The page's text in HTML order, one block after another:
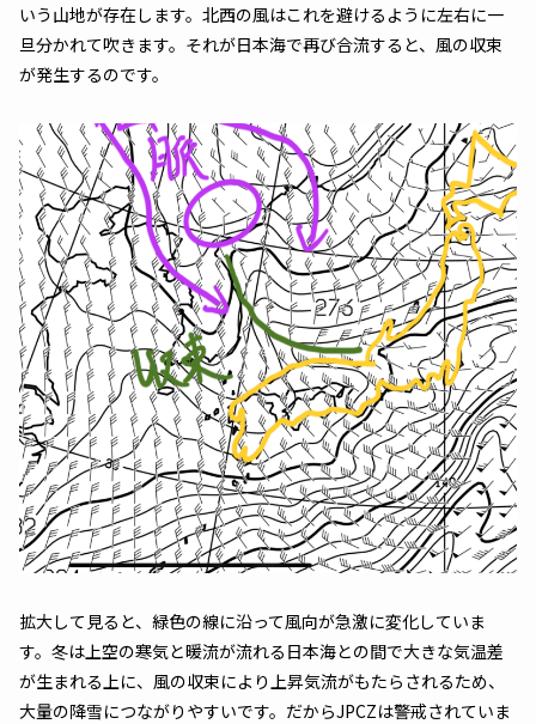
いう山地が存在します。北西の風はこれを避けるように左右に一
旦分かれて吹きます。それが日本海で再び合流すると、風の収束
が発生するのです。
拡大して見ると、緑色の線に沿って風向が急激に変化していま
す。冬は上空の寒気と暖流が流れる日本海との間で大きな気温差
が生まれる上に、風の収束により上昇気流がもたらされるため、
大量の降雪につながりやすいです。だからJPCZは警戒されていま